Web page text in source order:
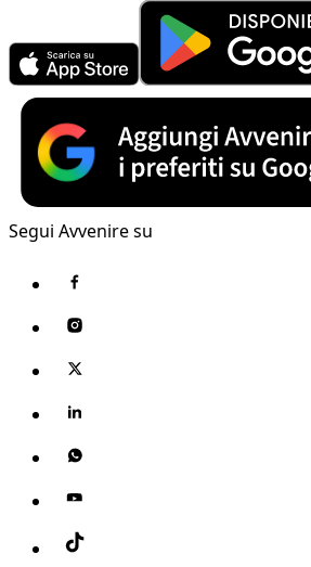
Segui Avvenire su